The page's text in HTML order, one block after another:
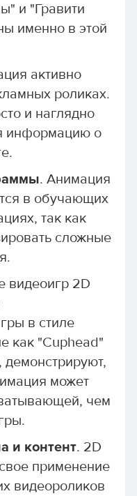
и "Гравити
именно в этой
активно
роликах.
и наглядно
информацию о
. Анимация
в обучающих
так как
сложные
видеоигр 2D
в стиле
как "Cuphead"
может
чем
и контент. 2D
применение
видеороликов